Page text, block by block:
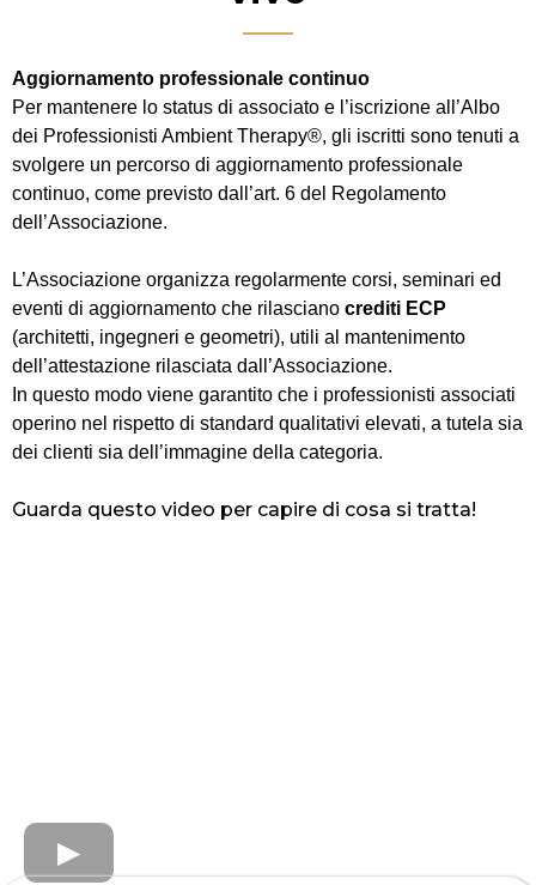
Aggiornamento professionale continuo
Per mantenere lo status di associato e l’iscrizione all’Albo
dei Professionisti Ambient Therapy®, gli iscritti sono tenuti a
svolgere un percorso di aggiornamento professionale
continuo, come previsto dall’art. 6 del Regolamento
dell’Associazione.
L’Associazione organizza regolarmente corsi, seminari ed
eventi di aggiornamento che rilasciano crediti ECP
(architetti, ingegneri e geometri), utili al mantenimento
dell’attestazione rilasciata dall’Associazione.
In questo modo viene garantito che i professionisti associati
operino nel rispetto di standard qualitativi elevati, a tutela sia
dei clienti sia dell’immagine della categoria.
Guarda questo video per capire di cosa si tratta!